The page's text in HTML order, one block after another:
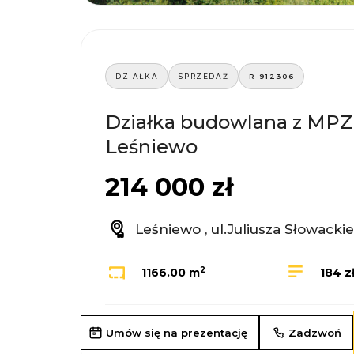
DZIAŁKA SPRZEDAŻ R-912306
Działka budowlana z
Leśniewo
214 000 zł
Leśniewo , ul.Juliusza
1166.00 m2 184
Umów się na prezentację Zadzwoń